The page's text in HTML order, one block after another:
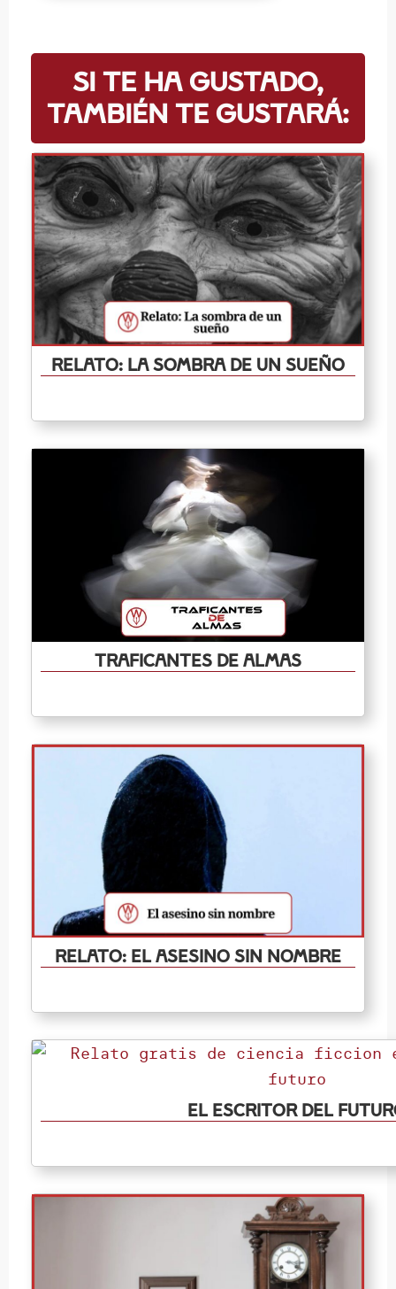
Si te ha gustado,
también te gustará:
Relato: La Sombra de un Sueño
Traficantes de almas
Relato: El Asesino Sin Nombre
El escritor del